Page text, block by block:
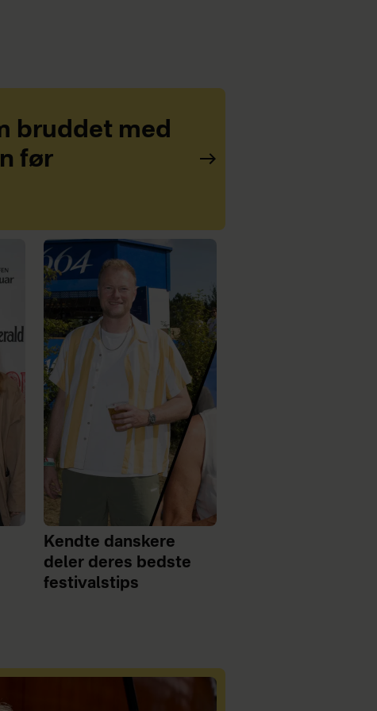
bruddet med
før
Kendte danskere
deler deres bedste
festivalstips